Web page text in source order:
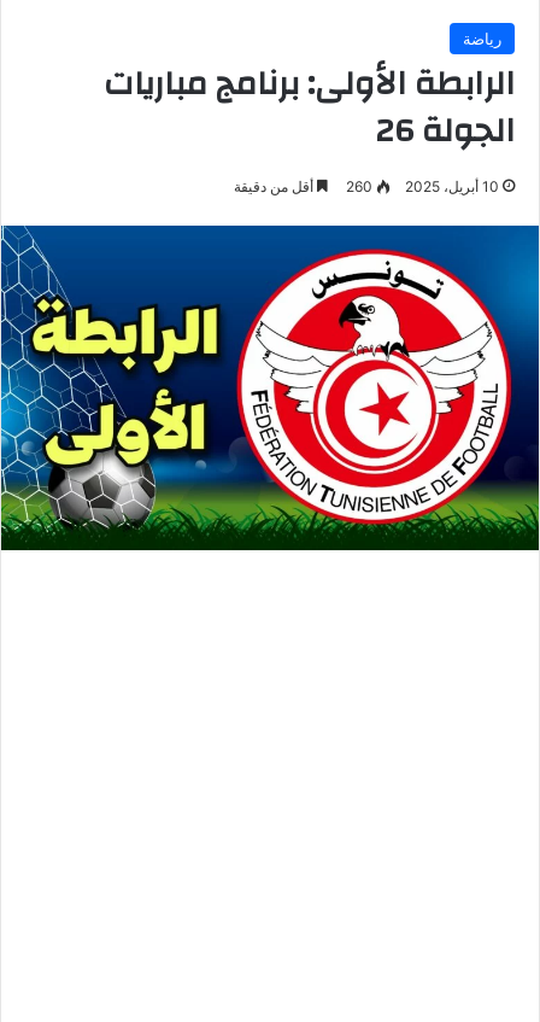
رياضة
الرابطة الأولى: برنامج مباريات
الجولة 26
10 أبريل، 2025 260 أقل من دقيقة